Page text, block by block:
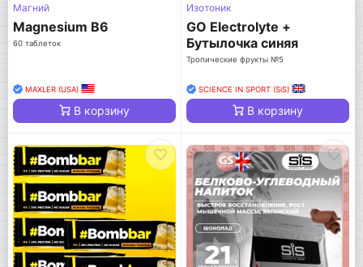
Магний
Magnesium B6
60 таблеток
MAXLER (USA)
В корзину
Изотоник
GO Electrolyte +
Бутылочка синяя
Тропические фрукты №5
SCIENCE IN SPORT (SiS)
В корзину